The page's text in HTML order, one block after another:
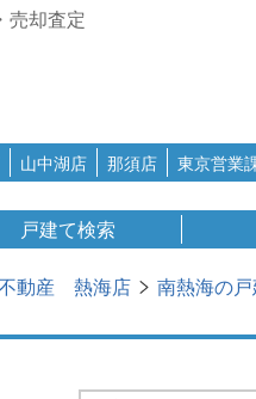
売却査定
山中湖店 那須店 東京営業
戸建て検索
動産 熱海店 南熱海の戸